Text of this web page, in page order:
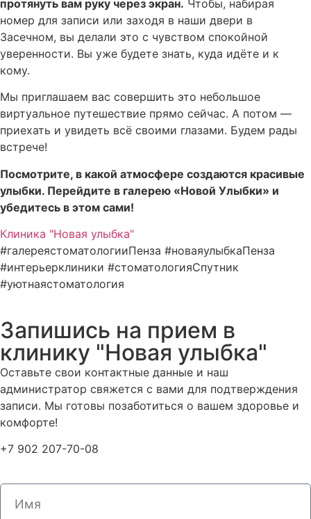
протянуть вам руку через экран. Чтобы, набирая
номер для записи или заходя в наши двери в
Засечном, вы делали это с чувством спокойной
уверенности. Вы уже будете знать, куда идёте и к
кому.
Мы приглашаем вас совершить это небольшое
виртуальное путешествие прямо сейчас. А потом —
приехать и увидеть всё своими глазами. Будем рады
встрече!
Посмотрите, в какой атмосфере создаются красивые
улыбки. Перейдите в галерею «Новой Улыбки» и
убедитесь в этом сами!
Клиника "Новая улыбка"
#галереястоматологииПенза #новаяулыбкаПенза
#интерьерклиники #стоматологияСпутник
#уютнаястоматология
Запишись на прием в
клинику "Новая улыбка"
Оставьте свои контактные данные и наш
администратор свяжется с вами для подтверждения
записи. Мы готовы позаботиться о вашем здоровье и
комфорте!
+7 902 207-70-08